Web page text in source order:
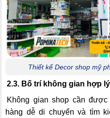
Thiết kế Decor shop mỹ
2.3. Bố trí không gian hợp lý
Không gian shop cần
hàng dễ di chuyển và tìm